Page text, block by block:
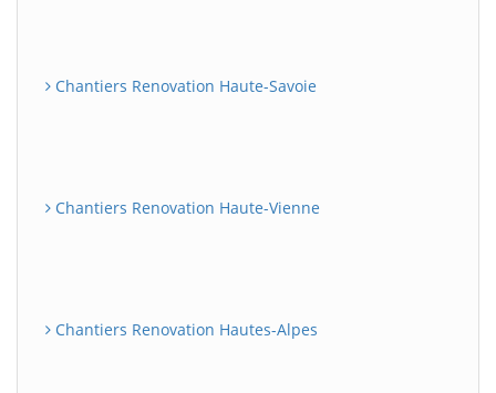
Chantiers Renovation Haute-Savoie
Chantiers Renovation Haute-Vienne
Chantiers Renovation Hautes-Alpes